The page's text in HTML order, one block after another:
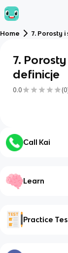
Home 7. Porosty
7.
definicje
0.0 (0
Call Kai
Learn
Practice